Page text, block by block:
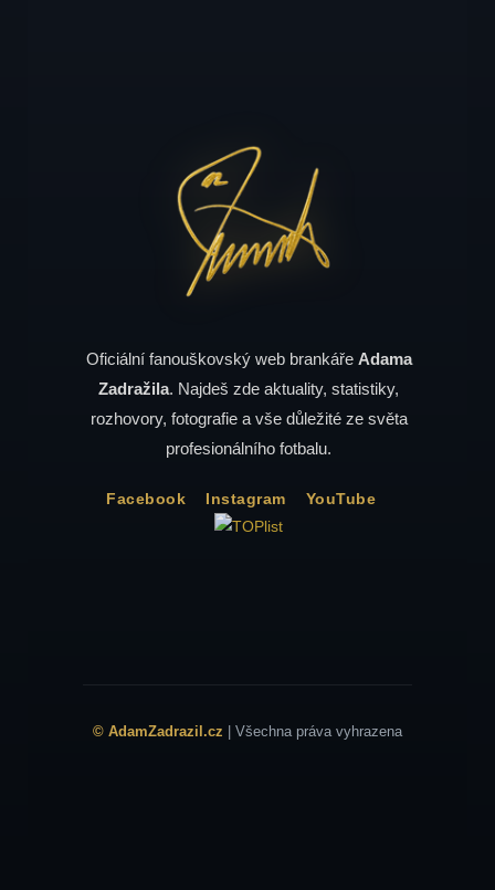
Oficiální fanouškovský web brankáře Adama
Zadražila. Najdeš zde aktuality, statistiky,
rozhovory, fotografie a vše důležité ze světa
profesionálního fotbalu.
Facebook Instagram YouTube
© AdamZadrazil.cz | Všechna práva vyhrazena